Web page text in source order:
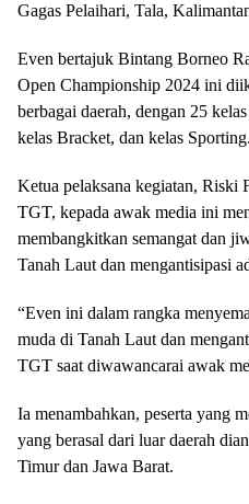
Gagas Pelaihari, Tala,
Even bertajuk Bintang Borneo
Open Championship 2024 ini
berbagai daerah, dengan 25
kelas Bracket, dan kelas Sporting.
Ketua pelaksana kegiatan, Riski
TGT, kepada awak media ini
membangkitkan semangat dan
Tanah Laut dan mengantisipasi
“Even ini dalam rangka
muda di Tanah Laut dan
TGT saat diwawancarai awak
Ia menambahkan, peserta yang
yang berasal dari luar daerah
Timur dan Jawa Barat.